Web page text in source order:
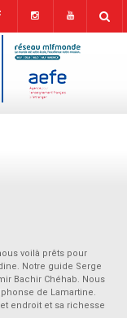
voilà prêts pour
Notre guide Serge
Bachir Chéhab. Nous
de Lamartine.
endroit et sa richesse